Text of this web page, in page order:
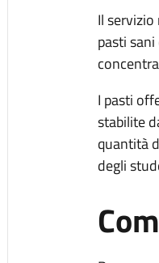
Il
pasti
I pasti
stabilite
quantità
degli